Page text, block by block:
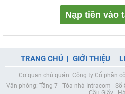
Nạp tiền vào
TRANG CHỦ GIỚI THIỆU
Cơ quan chủ quản: Công ty Cổ phần
Văn phòng: Tầng 7 - Tòa nhà Intracom -